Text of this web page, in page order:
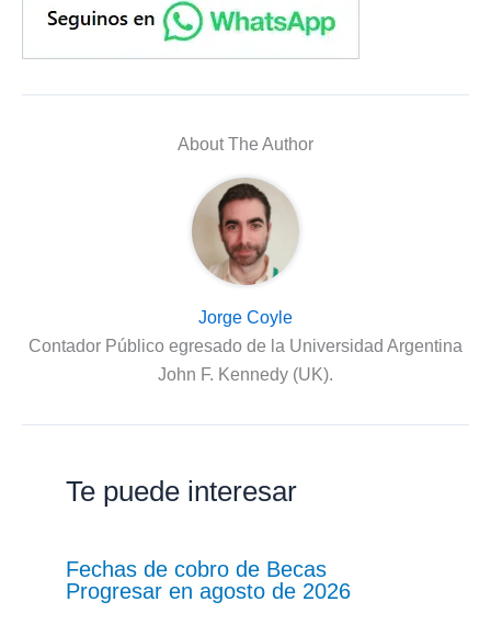
About The Author
Jorge Coyle
Contador Público egresado de la Universidad Argentina
John F. Kennedy (UK).
Te puede interesar
Fechas de cobro de Becas
Progresar en agosto de 2026